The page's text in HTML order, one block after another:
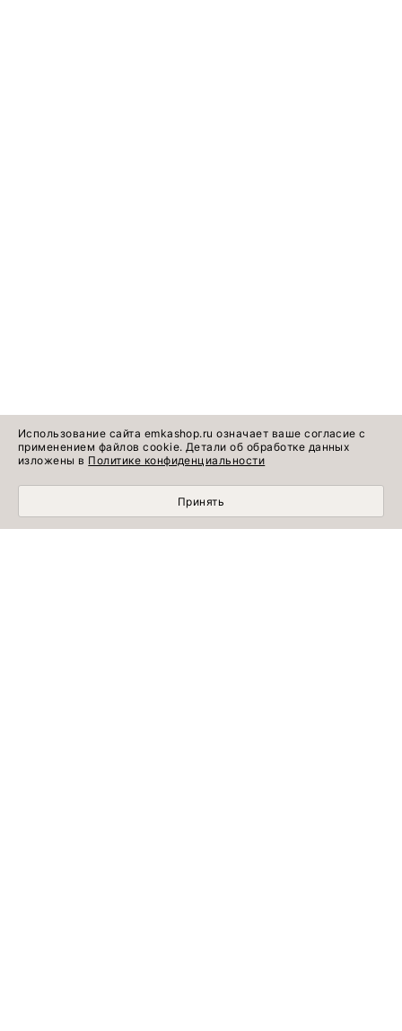
Использование сайта emkashop.ru означает ваше согласие с
применением файлов cookie. Детали об обработке данных
изложены в Политике конфиденциальности
Принять